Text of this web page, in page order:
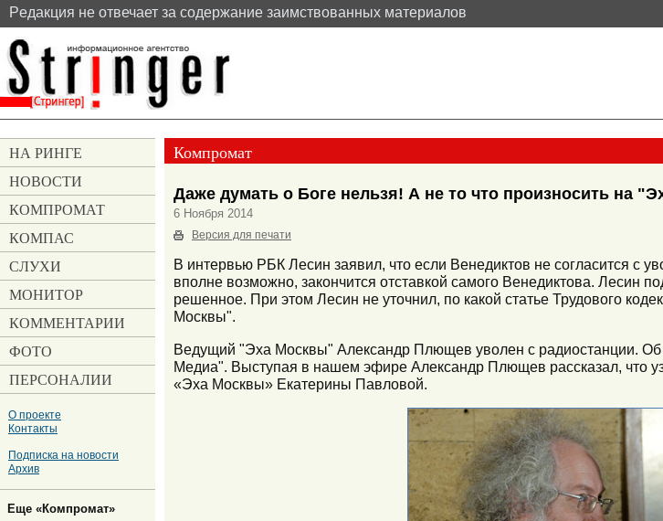
Pедакция не отвечает за содержание заимствованных материалов
Компромат
Даже думать о Боге нельзя! А не то что произносить на
6 Ноября 2014
Версия для печати
В интервью РБК Лесин заявил, что если Венедиктов не согласится с
вполне возможно, закончится отставкой самого Венедиктова. Лесин
решенное. При этом Лесин не уточнил, по какой статье Трудового
Москвы".
Ведущий "Эха Москвы" Александр Плющев уволен с радиостанции. Об
Медиа". Выступая в нашем эфире Александр Плющев рассказал, что
«Эха Москвы» Екатерины Павловой.
НА РИНГЕ
НОВОСТИ
КОМПРОМАТ
КОМПАС
СЛУХИ
МОНИТОР
КОММЕНТАРИИ
ФОТО
ПЕРСОНАЛИИ
О проекте
Контакты
Подписка на новости
Архив
Еще «Компромат»